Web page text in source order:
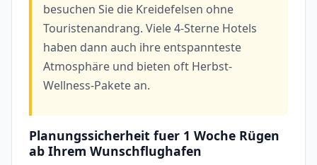
besuchen Sie die Kreidefelsen ohne
Touristenandrang. Viele 4-Sterne Hotels
haben dann auch ihre entspannteste
Atmosphäre und bieten oft Herbst-
Wellness-Pakete an.
Planungssicherheit fuer 1 Woche Rügen
ab Ihrem Wunschflughafen